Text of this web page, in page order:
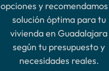
opciones y
solución óptima para tu
vivienda en Guadalajara
según tu presupuesto y
necesidades reales.